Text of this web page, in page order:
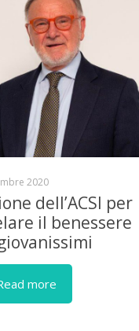
2020
dell’ACSI per
il benessere
more